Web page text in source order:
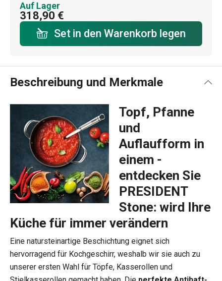
Auf Lager
318,90 €
Set in den Warenkorb legen
Beschreibung und Merkmale
Topf, Pfanne
und
Auflaufform in
einem -
entdecken Sie
PRESIDENT
Stone: wird Ihre
Küche für immer verändern
Eine natursteinartige Beschichtung eignet sich
hervorragend für Kochgeschirr, weshalb wir sie auch zu
unserer ersten Wahl für Töpfe, Kasserollen und